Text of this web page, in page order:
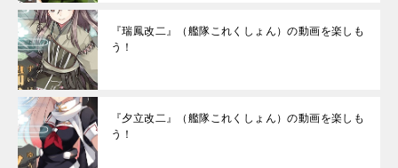
『瑞鳳改二』（艦隊これくしょん）の動画を楽しも
う！
『夕立改二』（艦隊これくしょん）の動画を楽しも
う！